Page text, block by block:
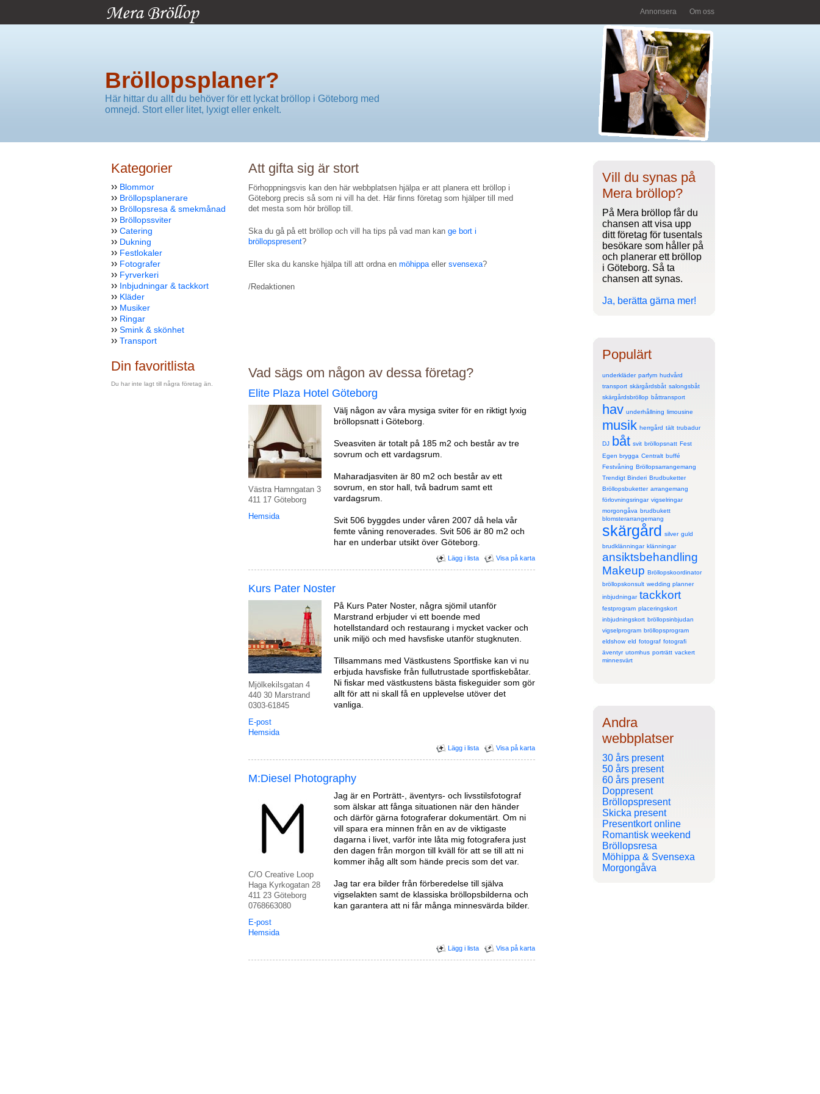
Annonsera Om oss
Bröllopsplaner?
Här hittar du allt du behöver för ett lyckat bröllop i Göteborg med
omnejd. Stort eller litet, lyxigt eller enkelt.
Kategorier
›› Blommor
›› Bröllopsplanerare
›› Bröllopsresa & smekmånad
›› Bröllopssviter
›› Catering
›› Dukning
›› Festlokaler
›› Fotografer
›› Fyrverkeri
›› Inbjudningar & tackkort
›› Kläder
›› Musiker
›› Ringar
›› Smink & skönhet
›› Transport
Din favoritlista
Du har inte lagt till några företag än.
Att gifta sig är stort
Förhoppningsvis kan den här webbplatsen hjälpa er att planera ett bröllop i
Göteborg precis så som ni vill ha det. Här finns företag som hjälper till med
det mesta som hör bröllop till.
Ska du gå på ett bröllop och vill ha tips på vad man kan ge bort i
bröllopspresent?
Eller ska du kanske hjälpa till att ordna en möhippaeller svensexa?
/Redaktionen
Vad sägs om någon av dessa företag?
Elite Plaza Hotel Göteborg
Västra Hamngatan 3
411 17 Göteborg
Hemsida
Välj någon av våra mysiga sviter för en riktigt lyxig
bröllopsnatt i Göteborg.
Sveasviten är totalt på 185 m2 och består av tre
sovrum och ett vardagsrum.
Maharadjasviten är 80 m2 och består av ett
sovrum, en stor hall, två badrum samt ett
vardagsrum.
Svit 506 byggdes under våren 2007 då hela vår
femte våning renoverades. Svit 506 är 80 m2 och
har en underbar utsikt över Göteborg.
Lägg i lista Visa på karta
Kurs Pater Noster
Mjölkekilsgatan 4
440 30 Marstrand
0303-61845
E-post
Hemsida
På Kurs Pater Noster, några sjömil utanför
Marstrand erbjuder vi ett boende med
hotellstandard och restaurang i mycket vacker och
unik miljö och med havsfiske utanför stugknuten.
Tillsammans med Västkustens Sportfiske kan vi nu
erbjuda havsfiske från fullutrustade sportfiskebåtar.
Ni fiskar med västkustens bästa fiskeguider som gör
allt för att ni skall få en upplevelse utöver det
vanliga.
Lägg i lista Visa på karta
M:Diesel Photography
C/O Creative Loop
Haga Kyrkogatan 28
411 23 Göteborg
0768663080
E-post
Hemsida
Jag är en Porträtt-, äventyrs- och livsstilsfotograf
som älskar att fånga situationen när den händer
och därför gärna fotograferar dokumentärt. Om ni
vill spara era minnen från en av de viktigaste
dagarna i livet, varför inte låta mig fotografera just
den dagen från morgon till kväll för att se till att ni
kommer ihåg allt som hände precis som det var.
Jag tar era bilder från förberedelse till själva
vigselakten samt de klassiska bröllopsbilderna och
kan garantera att ni får många minnesvärda bilder.
Lägg i lista Visa på karta
Vill du synas på
Mera bröllop?
På Mera bröllop får du
chansen att visa upp
ditt företag för tusentals
besökare som håller på
och planerar ett bröllop
i Göteborg. Så ta
chansen att synas.
Ja, berätta gärna mer!
Populärt
underkläder parfym hudvård
transport skärgårdsbåt salongsbåt
skärgårdsbröllop båttransport
hav underhållning limousine
musik herrgård tält trubadur
DJ båt svit bröllopsnatt Fest
Egen brygga Centralt buffé
Festvåning Bröllopsarrangemang
Trendigt Binderi Brudbuketter
Bröllopsbuketter arrangemang
förlovningsringar vigselringar
morgongåva brudbukett
blomsterarrangemang
skärgård silver guld
brudklänningar klänningar
ansiktsbehandling
Makeup Bröllopskoordinator
bröllopskonsult wedding planner
inbjudningar tackkort
festprogram placeringskort
inbjudningskort bröllopsinbjudan
vigselprogram bröllopsprogram
eldshow eld fotograf fotografi
äventyr utomhus porträtt vackert
minnesvärt
Andra
webbplatser
30 års present
50 års present
60 års present
Doppresent
Bröllopspresent
Skicka present
Presentkort online
Romantisk weekend
Bröllopsresa
Möhippa & Svensexa
Morgongåva